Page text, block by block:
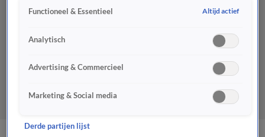
Functioneel & Essentieel Altijd actief
Analytisch
Advertising & Commercieel
Marketing & Social media
Derde partijen lijst